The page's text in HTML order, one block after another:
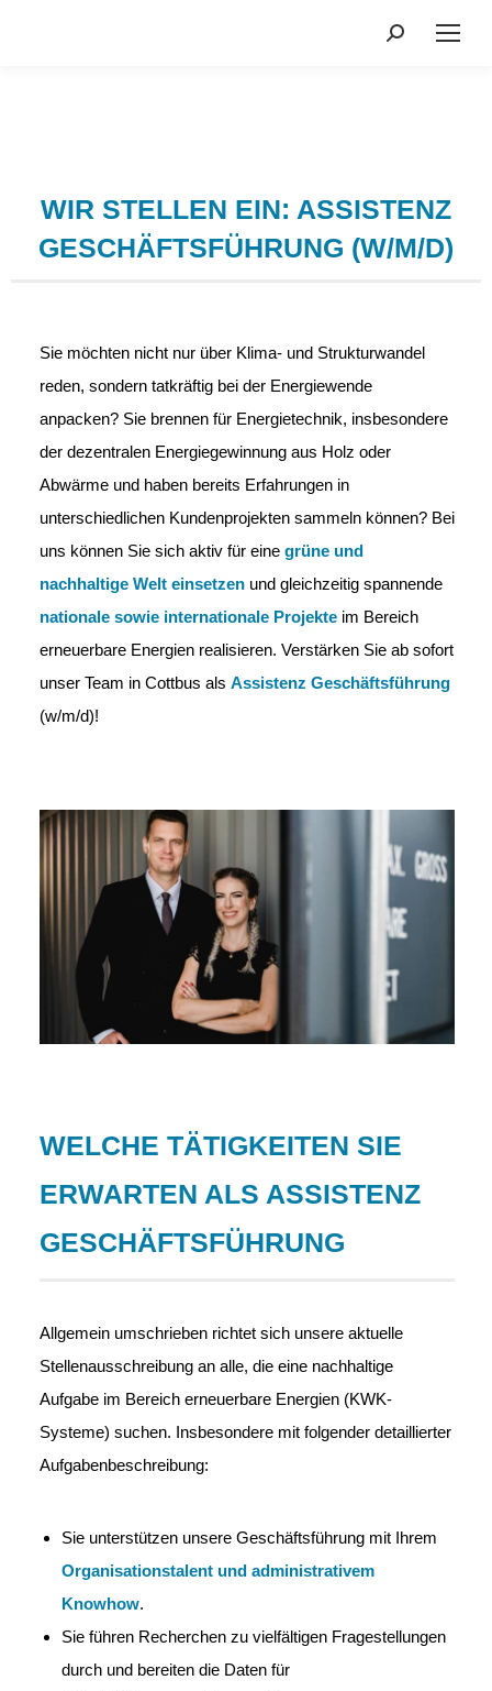
Search:
WIR STELLEN EIN: ASSISTENZ
GESCHÄFTSFÜHRUNG (W/M/D)
Sie möchten nicht nur über Klima- und Strukturwandel
reden, sondern tatkräftig bei der Energiewende
anpacken? Sie brennen für Energietechnik, insbesondere
der dezentralen Energiegewinnung aus Holz oder
Abwärme und haben bereits Erfahrungen in
unterschiedlichen Kundenprojekten sammeln können? Bei
uns können Sie sich aktiv für eine grüne und
nachhaltige Welt einsetzenund gleichzeitig spannende
nationalesowie internationale Projekteim Bereich
erneuerbare Energien realisieren. Verstärken Sie ab sofort
unser Team in Cottbus als Assistenz Geschäftsführung
(w/m/d)!
WELCHE TÄTIGKEITEN SIE
ERWARTEN ALS ASSISTENZ
GESCHÄFTSFÜHRUNG
Allgemein umschrieben richtet sich unsere aktuelle
Stellenausschreibung an alle, die eine nachhaltige
Aufgabe im Bereich erneuerbare Energien (KWK-
Systeme) suchen. Insbesondere mit folgender detaillierter
Aufgabenbeschreibung:
Sie unterstützen unsere Geschäftsführung mit Ihrem
Organisationstalent und administrativem
Knowhow.
Sie führen Recherchen zu vielfältigen Fragestellungen
durch und bereiten die Daten für